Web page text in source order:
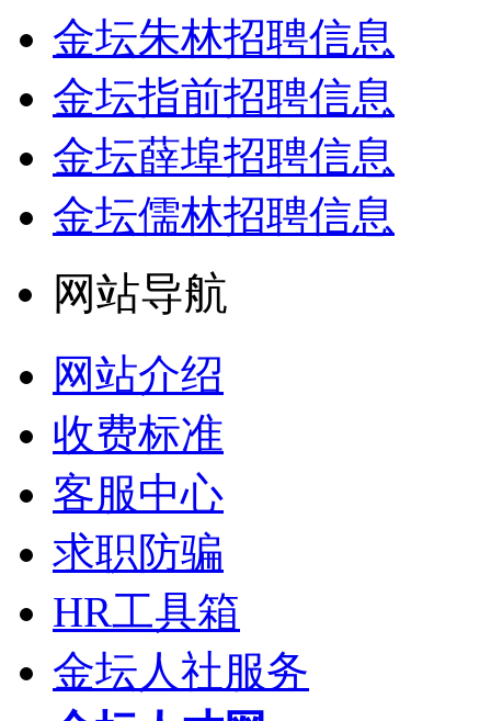
金坛朱林招聘信息
金坛指前招聘信息
金坛薛埠招聘信息
金坛儒林招聘信息
网站导航
网站介绍
收费标准
客服中心
求职防骗
HR工具箱
金坛人社服务